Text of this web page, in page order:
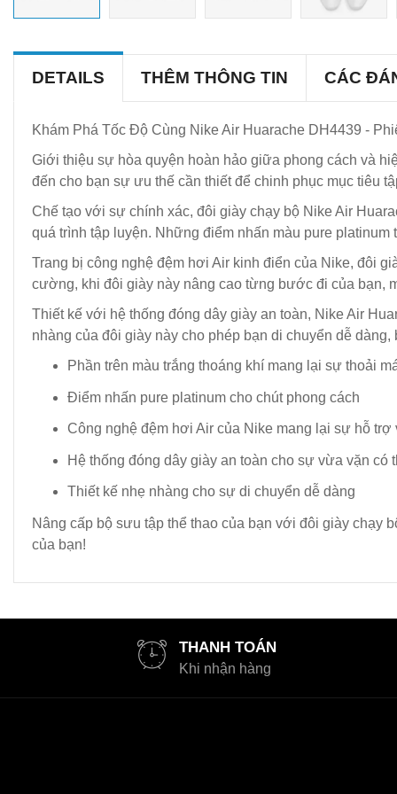
DETAILS THÊM THÔNG TIN CÁC
Khám Phá Tốc Độ Cùng Nike Air Huarache DH4439 -
Giới thiệu sự hòa quyện hoàn hảo giữa phong cách và
đến cho bạn sự ưu thế cần thiết để chinh phục mục tiêu
Chế tạo với sự chính xác, đôi giày chạy bộ Nike Air
quá trình tập luyện. Những điểm nhấn màu pure
Trang bị công nghệ đệm hơi Air kinh điển của Nike, đôi
cường, khi đôi giày này nâng cao từng bước đi của bạn,
Thiết kế với hệ thống đóng dây giày an toàn, Nike Air
nhàng của đôi giày này cho phép bạn di chuyển dễ
Phần trên màu trắng thoáng khí mang lại sự thoải
Điểm nhấn pure platinum cho chút phong cách
Công nghệ đệm hơi Air của Nike mang lại sự hỗ
Hệ thống đóng dây giày an toàn cho sự vừa vặn có
Thiết kế nhẹ nhàng cho sự di chuyển dễ dàng
Nâng cấp bộ sưu tập thể thao của bạn với đôi giày chạy
của bạn!
THANH TOÁN
Khi nhận hàng